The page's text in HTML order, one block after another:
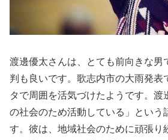
渡邊優太さんは、とても前向きな男
判も良いです。歌志内市の大雨発表
タで周囲を活気づけたようです。渡
の社会のため活動している」という
す。彼は、地域社会のために頑張り